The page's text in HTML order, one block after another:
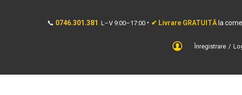
📞 0746.301.381 L–V 9:00–17:00 • ✔ Livrare GRATUITĂ la
Înregistrare